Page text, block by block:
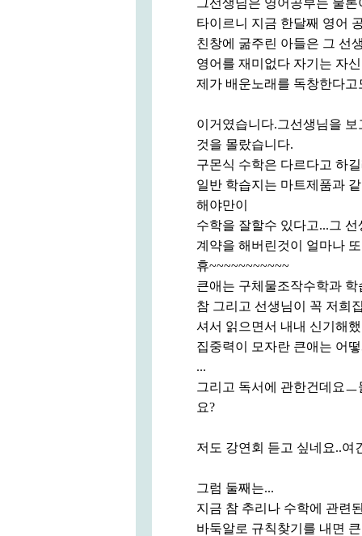
그선생님은 영어공부는 물
타이르니 지금 한달째 영어
친창에 굶주린 아들은 그 선
영어를 재미없다 자기는 자
제가 배운노래를 독창한다고
이거였습니다.그선생님을
것을 몰랐습니다.
구몬식 수학은 다르다고 하
일반 학습지는 마트제품과
해야만이
수학을 잘할수 있다고...그
계약을 해버린것이 얼마나
휴~~~~~~~~~~~
큰애는 구체물조작수학과
참 그리고 선생님이 꼭 저희
셔서 읽으면서 내내 신기해
집중력이 모자란 큰애는 어
...
그리고 독서에 관한건데요
요?
저도 강연회 듣고 싶네요..여
그럼 둘째는...
지금 참 추리나 수학에 관련
바둑알로 규칙찾기를 내면